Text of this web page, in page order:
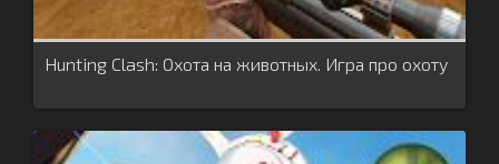
Hunting Clash: Охота на животных. Игра про охоту